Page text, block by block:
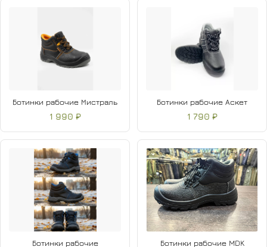
Ботинки рабочие Мистраль
1 990 ₽
Ботинки рабочие Аскет
1 790 ₽
Ботинки рабочие Ботинки рабочие MDK